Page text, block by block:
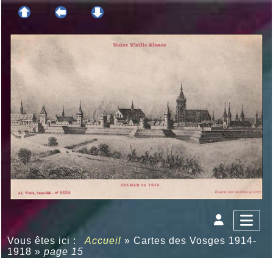
Vous êtes ici : Accueil » Cartes des Vosges 1914-
1918 » page 15